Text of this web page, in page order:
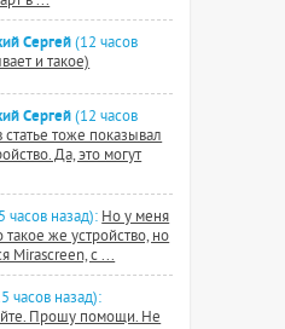
Сергей (12 часов
и такое)
Сергей (12 часов
статье тоже показывал
Да, это могут
часов назад): Но у меня
такое же устройство, но
Mirascreen, с ...
часов назад):
Прошу помощи. Не